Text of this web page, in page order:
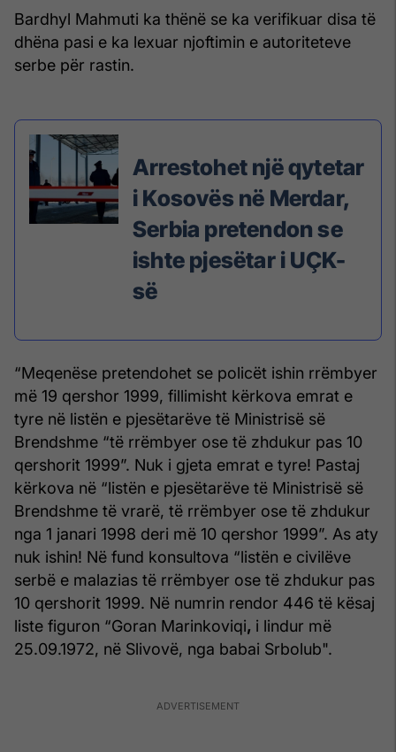
Bardhyl Mahmuti ka thënë se ka verifikuar disa të
dhëna pasi e ka lexuar njoftimin e autoriteteve
serbe për rastin.
Arrestohet një qytetar
i Kosovës në Merdar,
Serbia pretendon se
ishte pjesëtar i UÇK-
së
“Meqenëse pretendohet se policët ishin rrëmbyer
më 19 qershor 1999, fillimisht kërkova emrat e
tyre në listën e pjesëtarëve të Ministrisë së
Brendshme “të rrëmbyer ose të zhdukur pas 10
qershorit 1999”. Nuk i gjeta emrat e tyre! Pastaj
kërkova në “listën e pjesëtarëve të Ministrisë së
Brendshme të vrarë, të rrëmbyer ose të zhdukur
nga 1 janari 1998 deri më 10 qershor 1999”. As aty
nuk ishin! Në fund konsultova “listën e civilëve
serbë e malazias të rrëmbyer ose të zhdukur pas
10 qershorit 1999. Në numrin rendor 446 të kësaj
liste figuron “Goran Marinkoviqi, i lindur më
25.09.1972, në Slivovë, nga babai Srbolub".